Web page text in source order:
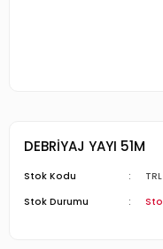
DEBRİYAJ YAYI 51M
Stok Kodu
Stok Durumu